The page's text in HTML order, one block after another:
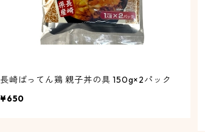
長崎ばってん鶏 親子丼の具 150g×2パック
¥650